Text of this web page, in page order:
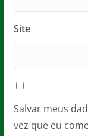
Site
Salvar meus
vez que eu